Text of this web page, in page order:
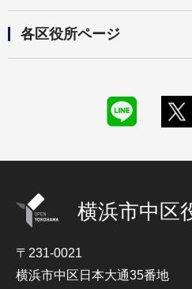
各区役所ページ
横浜市中区
〒231-0021
横浜市中区日本大通35番地